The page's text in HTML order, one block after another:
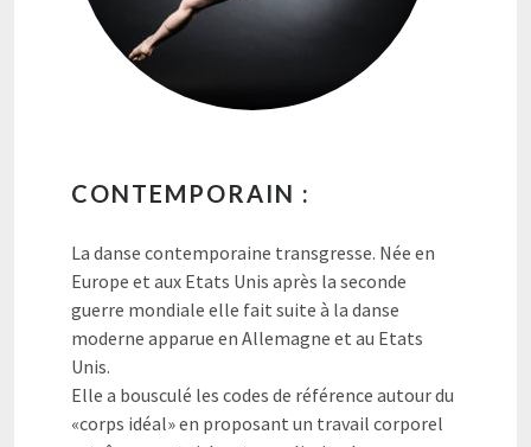
CONTEMPORAIN :
La danse contemporaine transgresse. Née en
Europe et aux Etats Unis après la seconde
guerre mondiale elle fait suite à la danse
moderne apparue en Allemagne et au Etats
Unis.
Elle a bousculé les codes de référence autour du
«corps idéal» en proposant un travail corporel